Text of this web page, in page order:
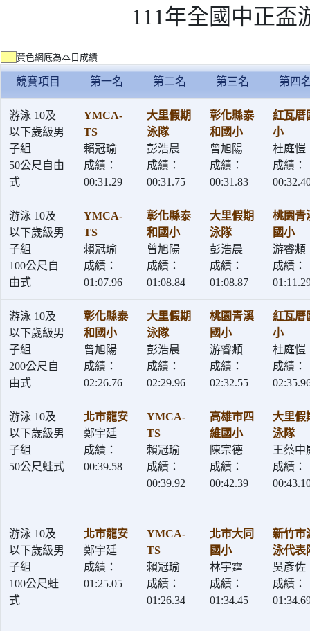
111年全國中正盃
黃色網底為本日成績
競賽項目 第一名 第二名 第三名 第四
游泳 10及
以下歲級男
子組
50公尺自由
式
YMCA-
TS
賴冠瑜
成績：
00:31.29
大里假期
泳隊
彭浩晨
成績：
00:31.75
彰化縣泰
和國小
曾旭陽
成績：
00:31.83
紅瓦厝
小
杜庭愷
成績：
游泳 10及
以下歲級男
子組
100公尺自
由式
YMCA-
TS
賴冠瑜
成績：
01:07.96
彰化縣泰
和國小
曾旭陽
成績：
01:08.84
大里假期
泳隊
彭浩晨
成績：
01:08.87
桃園青
國小
游睿頫
成績：
游泳 10及
以下歲級男
子組
200公尺自
由式
彰化縣泰
和國小
曾旭陽
成績：
02:26.76
大里假期
泳隊
彭浩晨
成績：
02:29.96
桃園青溪
國小
游睿頫
成績：
02:32.55
紅瓦厝
小
杜庭愷
成績：
游泳 10及
以下歲級男
子組
50公尺蛙式
北市龍安
鄭宇廷
成績：
00:39.58
YMCA-
TS
賴冠瑜
成績：
00:39.92
高雄市四
維國小
陳宗德
成績：
00:42.39
大里假
泳隊
王蔡中
成績：
游泳 10及
以下歲級男
子組
100公尺蛙
式
北市龍安
鄭宇廷
成績：
01:25.05
YMCA-
TS
賴冠瑜
成績：
01:26.34
北市大同
國小
林宇霆
成績：
01:34.45
新竹市
泳代表
吳彥佐
成績：